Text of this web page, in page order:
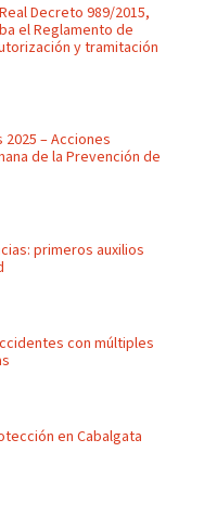
Decreto 989/2015,
el Reglamento de
y tramitación
– Acciones
de la Prevención de
primeros auxilios
con múltiples
en Cabalgata